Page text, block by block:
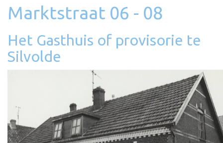
Marktstraat 06 - 08
Het Gasthuis of provisorie te
Silvolde